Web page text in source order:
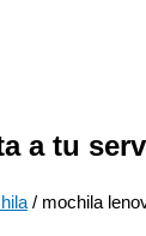
a tu
/ mochila